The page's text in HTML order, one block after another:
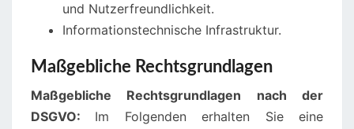
und Nutzerfreundlichkeit.
Informationstechnische Infrastruktur.
Maßgebliche Rechtsgrundlagen
Maßgebliche Rechtsgrundlagen nach der
DSGVO: Im Folgenden erhalten Sie eine